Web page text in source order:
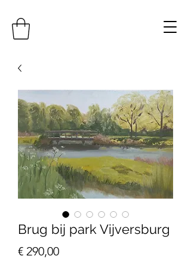
Brug bij park Vijversburg
€ 290,00Prijs